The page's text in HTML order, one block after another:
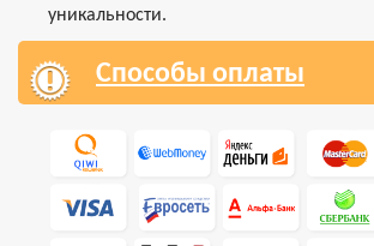
уникальности.
Способы оплаты